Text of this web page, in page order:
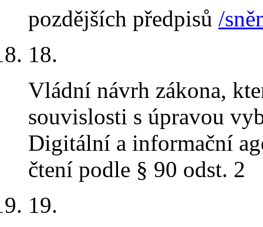
pozdějších předpisů /
18.
Vládní návrh zákona,
souvislosti s úpravou
Digitální a informační
čtení podle § 90 odst. 2
19.